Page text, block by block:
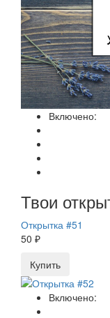
Включено:
Твои
Открытка #51
50 ₽
Купить
Включено: